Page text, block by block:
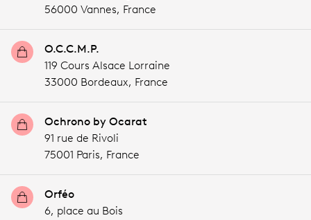
56000 Vannes, France
O.C.C.M.P.
119 Cours Alsace Lorraine
33000 Bordeaux, France
Ochrono by Ocarat
91 rue de Rivoli
75001 Paris, France
Orféo
6, place au Bois